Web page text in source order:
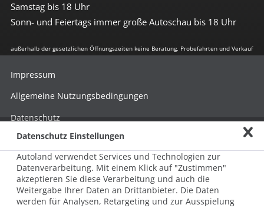
Samstag bis 18 Uhr
Sonn- und Feiertags immer große Autoschau bis 18 Uhr
außerhalb der gesetzlichen Öffnungszeiten keine Beratung, Probefahrten und Verkauf
© 2026 AUTOLAND 24 SE & Co. Betriebs KG
Impressum
Allgemeine Nutzungsbedingungen
Datenschutz
Hinweisgebersystem nach HinSchG
Beschwerde nach LkSG
Grundsatzerklärung zum LkSG
Datenschutz Einstellungen
Autoland verwendet Services und Technologien zur
Datenverarbeitung. Mit einem Klick auf "Zustimmen"
akzeptieren Sie diese Verarbeitung und auch die
Weitergabe Ihrer Daten an Drittanbieter. Die Daten
werden für Analysen, Retargeting und zur Ausspielung